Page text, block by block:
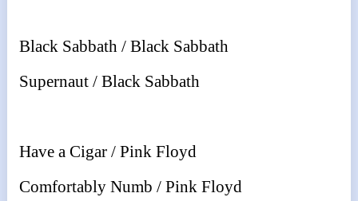
Black Sabbath / Black Sabbath
Supernaut / Black Sabbath
Have a Cigar / Pink Floyd
Comfortably Numb / Pink Floyd